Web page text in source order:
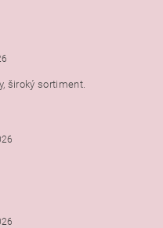
široký sortiment.